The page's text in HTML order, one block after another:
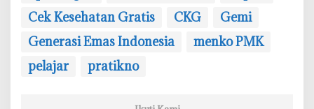
Cek Kesehatan Gratis
CKG
Gemi
Generasi Emas Indonesia
menko PMK
pelajar
pratikno